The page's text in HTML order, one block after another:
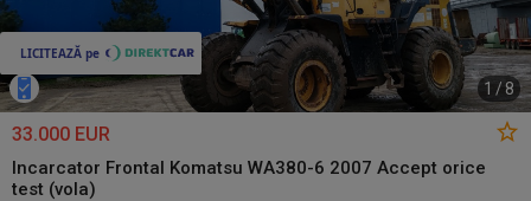
1 /8
33.000 EUR
Incarcator Frontal Komatsu WA380-6 2007 Accept orice
test (vola)